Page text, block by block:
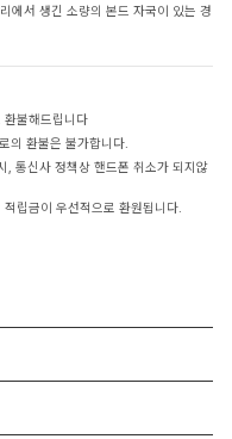
에서 생긴 소량의 본드 자국이 있는 경
불해드립니다
의 환불은 불가합니다.
, 통신사 정책상 핸드폰 취소가 되지않
립금이 우선적으로 환원됩니다.